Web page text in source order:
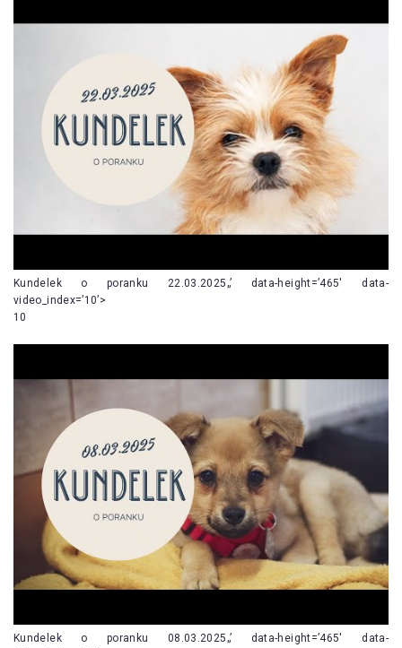
Kundelek o poranku 22.03.2025„’ data-height=’465′ data-
video_index=’10’>
10
Kundelek o poranku 08.03.2025„’ data-height=’465′ data-